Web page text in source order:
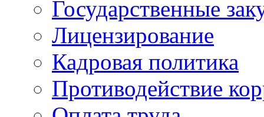
Государственные
Лицензирование
Кадровая политика
Противодействие